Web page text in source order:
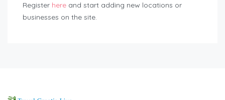
Register here and start adding new locations or
businesses on the site.